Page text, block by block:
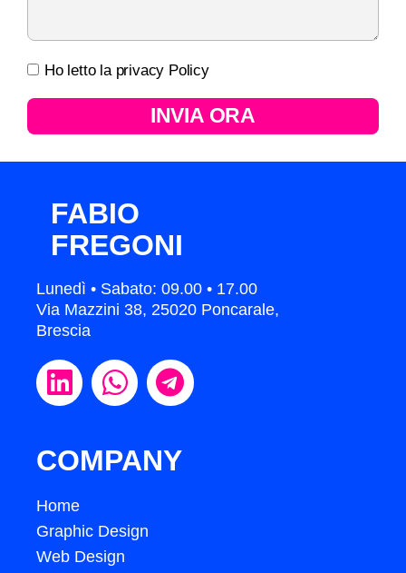
Ho letto la privacy Policy
INVIA ORA
FABIO
FREGONI
Lunedì • Sabato: 09.00 • 17.00
Via Mazzini 38, 25020 Poncarale,
Brescia
COMPANY
Home
Graphic Design
Web Design